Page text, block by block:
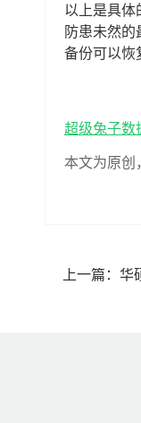
以上是具体
防患未然
备份可以恢
超级兔子数
本文为原创
上一篇： 华硕笔